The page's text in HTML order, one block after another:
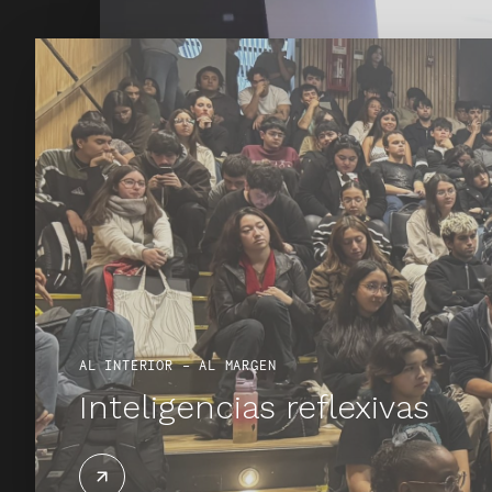
AL INTERIOR – AL MARGEN
Inteligencias reflexivas
AL INTERIOR – AL MARGEN
La cáscara y La